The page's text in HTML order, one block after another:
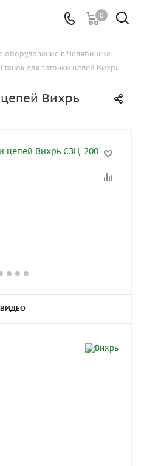
0
оборудование в Челябинске -
Станок для заточки цепей Вихрь
Вихрь
ВИДЕО